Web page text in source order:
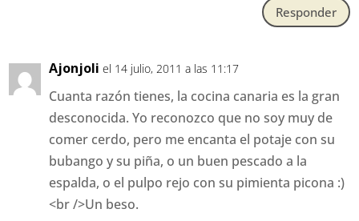
Responder
Ajonjoli el 14 julio, 2011 a las 11:17
Cuanta razón tienes, la cocina canaria es la gran
desconocida. Yo reconozco que no soy muy de
comer cerdo, pero me encanta el potaje con su
bubango y su piña, o un buen pescado a la
espalda, o el pulpo rejo con su pimienta picona :)
<br />Un beso.